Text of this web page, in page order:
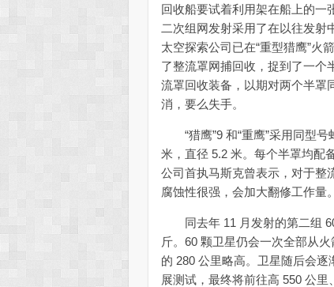
回收船要试着利用架在船上的一
二次组网发射采用了在以往发射
太空探索公司已在“重型猎鹰”火
了整流罩网捕回收，捉到了一个
流罩回收装备，以期对两个半罩
消，要么失手。
“猎鹰”9 和“重鹰”采用同型号
米，直径 5.2 米。每个半罩均配
公司首执马斯克曾表示，对于整
腐蚀性很强，会加大翻修工作量
同去年 11 月发射的第二组 60
斤。60 颗卫星仍会一次全部从
的 280 公里略高。卫星随后会
展测试，最终将前往高 550 公里